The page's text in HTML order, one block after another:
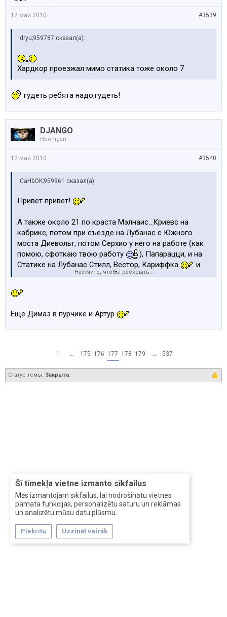
Šī tīmekļa vietne izmanto sīkfailus
Mēs izmantojam sīkfailus, lai nodrošinātu vietnes
pamata funkcijas, personalizētu saturu un reklāmas
un analizētu mūsu datu plūsmu.
Piekrītu Uzzināt vairāk
#3539
12 май 2010
dryu;959787 сказал(а):
Хардкор проезжал мимо статика тоже около 7
гудеть ребята надо,гудеть!
DJANGO
Hoonigan
#3540
12 май 2010
CaHbOK;959961 сказал(а):
Привет привет!
А также около 21 по краста Мэлнаис_Криевс на
кабрике, потом при съезде на Лубанас с Южного
моста Диевольт, потом Серхио у него на работе (как
помою, сфоткаю твою работу
), Папарацци, и на
Статике на Лубанас Стилл, Вестор, Кариффка
и
еще кто-то на белой е39.Нажмите, чтобы раскрыть...
Ещё Димаз в пурчике и Артур
1 ← 175 176 177 178 179 → 537
Статус темы: Закрыта.